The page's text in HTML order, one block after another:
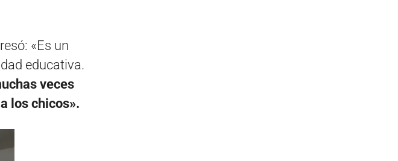
«Es un
educativa.
veces
los chicos».